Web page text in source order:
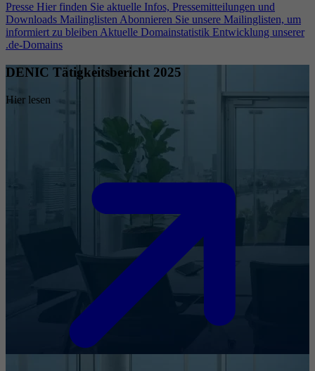
Presse Hier finden Sie aktuelle Infos, Pressemitteilungen und
Downloads Mailinglisten Abonnieren Sie unsere Mailinglisten, um
informiert zu bleiben Aktuelle Domainstatistik Entwicklung unserer
.de-Domains
DENIC Tätigkeitsbericht 2025
Hier lesen